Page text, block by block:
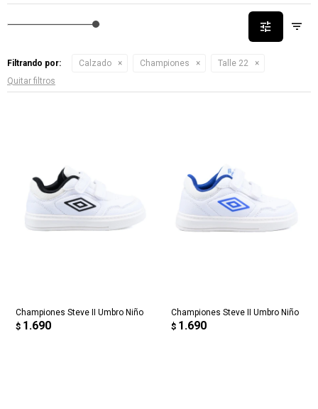
Filtrando por: Calzado Championes
Talle 22
Quitar filtros
Championes Steve II Umbro Niño
$ 1.690
Championes Steve II Umbro Niño
$ 1.690